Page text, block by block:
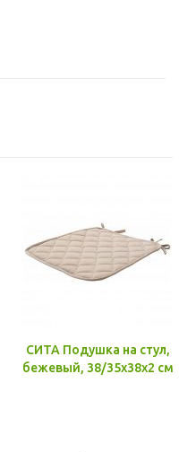
СИТА Подушка на стул,
бежевый, 38/35x38x2 см